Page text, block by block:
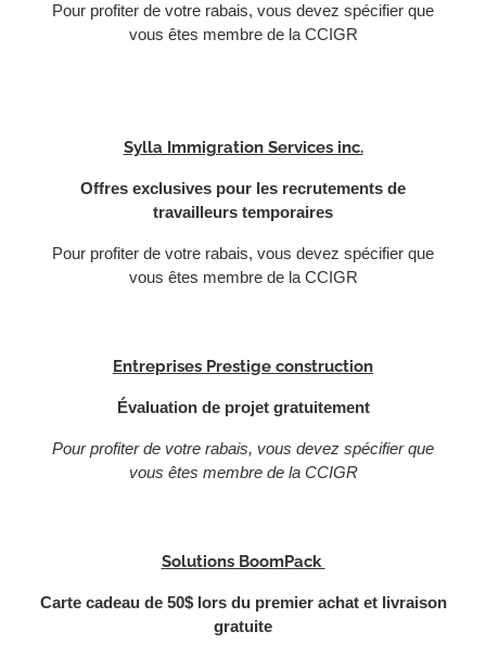
Pour profiter de votre rabais, vous devez spécifier que
vous êtes membre de la CCIGR
Sylla Immigration Services inc.
Offres exclusives pour les recrutements de
travailleurs temporaires
Pour profiter de votre rabais, vous devez spécifier que
vous êtes membre de la CCIGR
Entreprises Prestige construction
Évaluation de projet gratuitement
Pour profiter de votre rabais, vous devez spécifier que
vous êtes membre de la CCIGR
Solutions BoomPack
Carte cadeau de 50$ lors du premier achat et livraison
gratuite